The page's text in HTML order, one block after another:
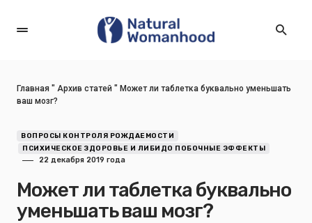
Главная " Архив статей " Может ли таблетка буквально уменьшать
ваш мозг?
ВОПРОСЫ КОНТРОЛЯ РОЖДАЕМОСТИ
ПСИХИЧЕСКОЕ ЗДОРОВЬЕ И ЛИБИДО ПОБОЧНЫЕ ЭФФЕКТЫ
22 декабря 2019 года
Может ли таблетка буквально
уменьшать ваш мозг?